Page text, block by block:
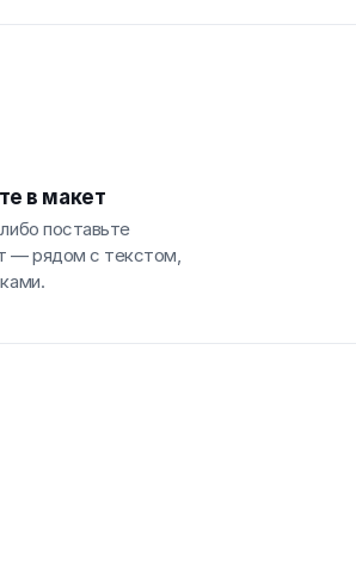
в макет
поставьте
— рядом с текстом,